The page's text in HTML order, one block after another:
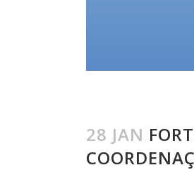
28 JAN